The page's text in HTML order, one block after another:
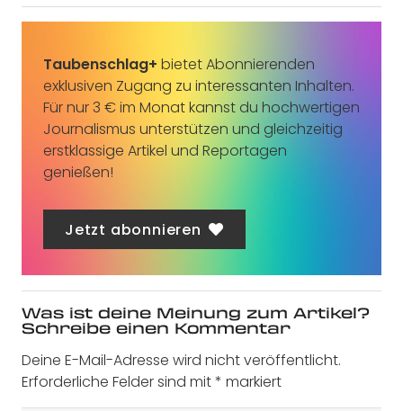
Taubenschlag+ bietet Abonnierenden
exklusiven Zugang zu interessanten Inhalten.
Für nur 3 € im Monat kannst du hochwertigen
Journalismus unterstützen und gleichzeitig
erstklassige Artikel und Reportagen
genießen!
Jetzt abonnieren
Was ist deine Meinung zum Artikel?
Schreibe einen Kommentar
Deine E-Mail-Adresse wird nicht veröffentlicht.
Erforderliche Felder sind mit* markiert